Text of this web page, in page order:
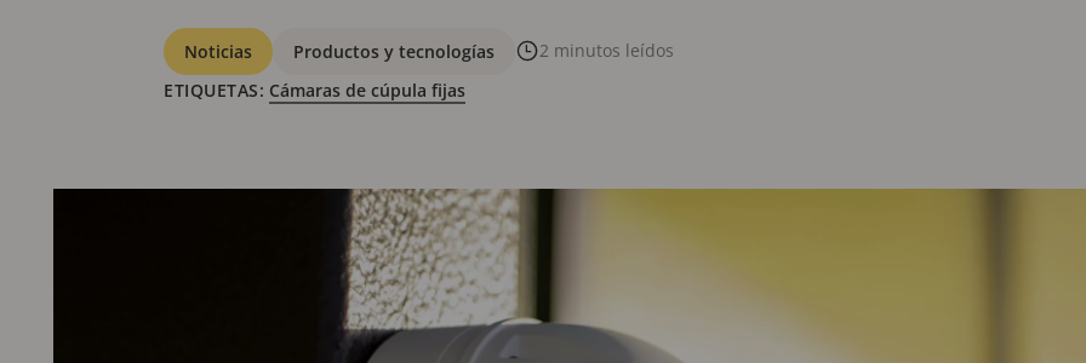
Categorías
Noticias Productos y tecnologías
2 minutos leídos
ETIQUETAS: Cámaras de cúpula fijas